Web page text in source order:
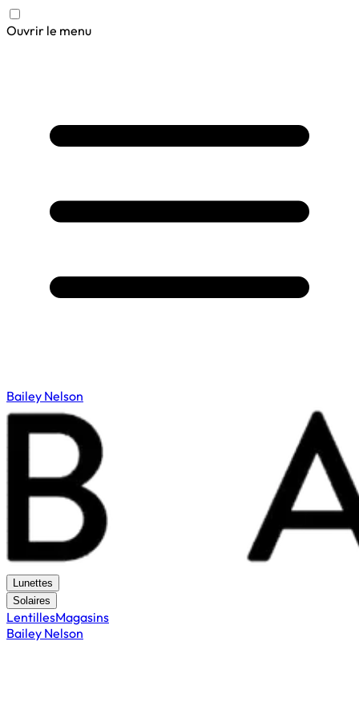
Ouvrir le menu
Bailey Nelson
Lunettes
Solaires
LentillesMagasins
Bailey Nelson